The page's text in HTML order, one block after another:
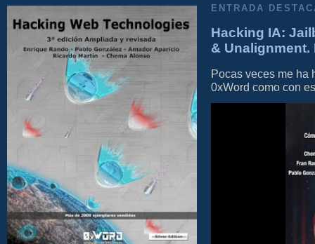
ENTRADA
Hacking IA:
&
Pocas veces me ha
0xWord como con